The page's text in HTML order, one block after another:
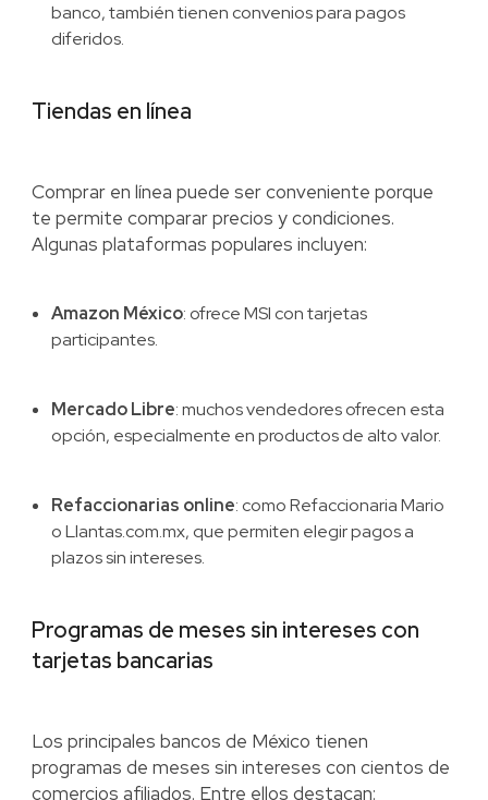
banco, también tienen convenios para pagos
diferidos.
Tiendas en línea
Comprar en línea puede ser conveniente porque
te permite comparar precios y condiciones.
Algunas plataformas populares incluyen:
Amazon México: ofrece MSI con tarjetas
participantes.
Mercado Libre: muchos vendedores ofrecen esta
opción, especialmente en productos de alto valor.
Refaccionarias online: como Refaccionaria Mario
o Llantas.com.mx, que permiten elegir pagos a
plazos sin intereses.
Programas de meses sin intereses con
tarjetas bancarias
Los principales bancos de México tienen
programas de meses sin intereses con cientos de
comercios afiliados. Entre ellos destacan: